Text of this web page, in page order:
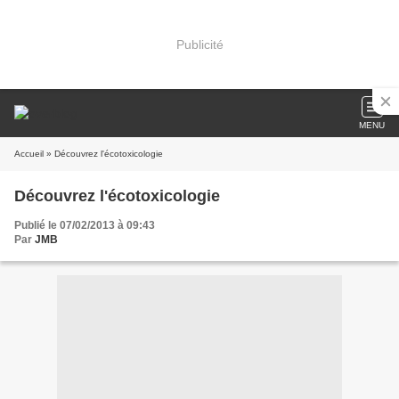
Publicité
MENU
Accueil » Découvrez l'écotoxicologie
Découvrez l'écotoxicologie
Publié le 07/02/2013 à 09:43
Par JMB